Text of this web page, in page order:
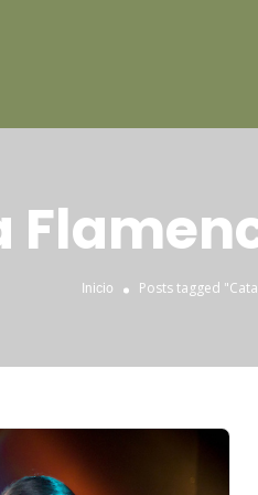
Inicio Posts tagged